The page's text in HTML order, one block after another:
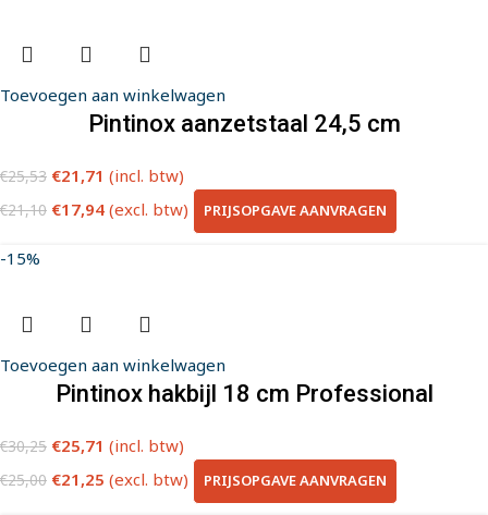
Toevoegen aan winkelwagen
Pintinox aanzetstaal 24,5 cm
€25,53 €21,71 (incl. btw)
€21,10 €17,94 (excl. btw) PRIJSOPGAVE AANVRAGEN
-15%
Toevoegen aan winkelwagen
Pintinox hakbijl 18 cm Professional
€30,25 €25,71 (incl. btw)
€25,00 €21,25 (excl. btw) PRIJSOPGAVE AANVRAGEN